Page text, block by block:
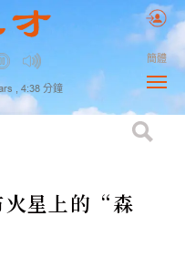
, 4:38 分鐘
簡體
火星上的“森